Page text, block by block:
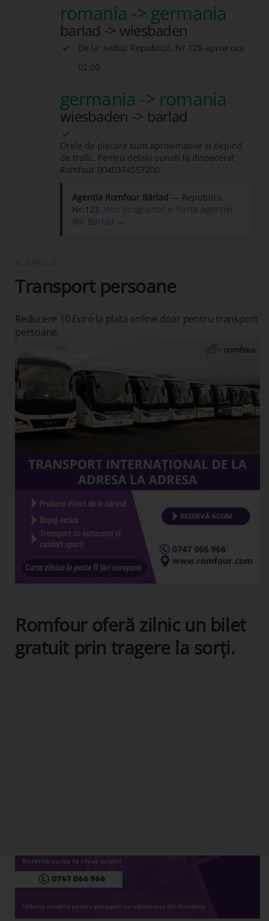
romania -> germania
barlad -> wiesbaden
De la: sediu: Republicii, Nr.128-aprox ora
02:00
germania -> romania
wiesbaden -> barlad
Orele de plecare sunt aproximative si depind
de trafic. Pentru detalii sunati la dispecerat
Romfour 0040374557200
Agenția Romfour Bârlad — Republicii,
Nr.123. Vezi programul și harta agenției
din Bârlad →
Transport persoane
Reducere 10 Euro la plata online doar pentru transport
persoane.
Romfour oferă zilnic un bilet
gratuit prin tragere la sorți.